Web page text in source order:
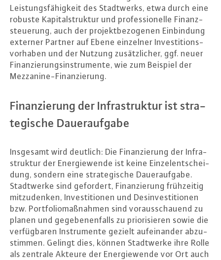
Leis­tungs­fä­hig­keit des Stadt­werks, etwa durch eine
robuste Ka­pi­tal­struk­tur und pro­fes­sio­nel­le Fi­nanz­
steue­rung, auch der pro­jekt­be­zo­ge­nen Ein­bin­dung
externer Partner auf Ebene einzelner In­ves­ti­ti­ons­
vor­ha­ben und der Nutzung zu­sätz­li­cher, ggf. neuer
Fi­nan­zie­rungs­in­stru­men­te, wie zum Beispiel der
Mez­za­ni­ne-Fi­nan­zie­rung.
Fi­nan­zie­rung der In­fra­struk­tur ist stra­
te­gi­sche Dau­er­auf­ga­be
Insgesamt wird deutlich: Die Fi­nan­zie­rung der In­fra­
struk­tur der En­er­gie­wen­de ist keine Ein­zel­ent­schei­
dung, sondern eine stra­te­gi­sche Dau­er­auf­ga­be.
Stadt­wer­ke sind gefordert, Fi­nan­zie­rung früh­zei­tig
mit­zu­den­ken, In­ves­ti­tio­nen und Des­in­ves­ti­tio­nen
bzw. Port­fo­lio­maß­nah­men sind vor­aus­schau­end zu
planen und ge­ge­be­nen­falls zu prio­ri­sie­ren sowie die
ver­füg­ba­ren In­stru­men­te gezielt auf­ein­an­der ab­zu­
stim­men. Gelingt dies, können Stadt­wer­ke ihre Rolle
als zentrale Akteure der En­er­gie­wen­de vor Ort auch